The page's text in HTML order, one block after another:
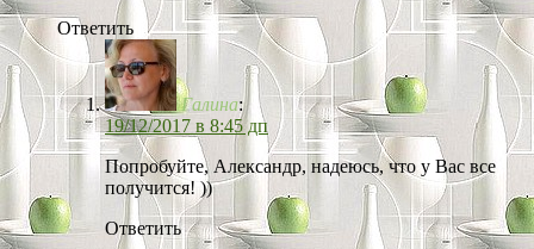
Ответить
Галина:
19/12/2017 в 8:45 дп
Попробуйте, Александр, надеюсь, что у Вас все
получится! ))
Ответить